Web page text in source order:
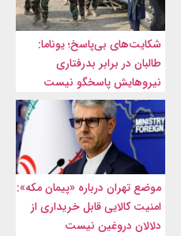
شکایت‌های بی‌پاسخ؛ یوناما:
طالبان در برابر بدرفتاری
نیروهایش پاسخگو نیست
موضع تهران درباره «پیمان مکه»:
امنیت کالایی قابل خریداری از
دلالان دروغین نیست